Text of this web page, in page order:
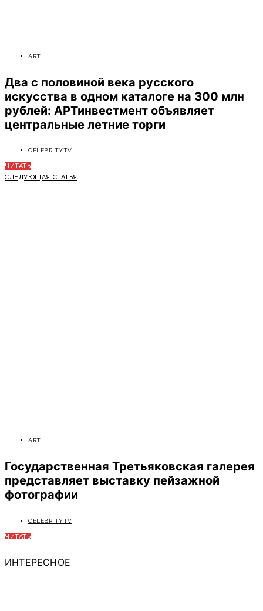
ART
Два с половиной века русского
искусства в одном каталоге на 300 млн
рублей: АРТинвестмент объявляет
центральные летние торги
CELEBRITYTV
ЧИТАТЬ
СЛЕДУЮЩАЯ СТАТЬЯ
ART
Государственная Третьяковская галерея
представляет выставку пейзажной
фотографии
CELEBRITYTV
ЧИТАТЬ
ИНТЕРЕСНОЕ